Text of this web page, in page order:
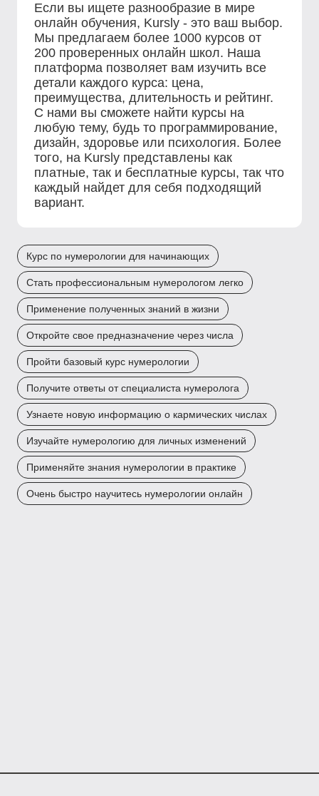
Если вы ищете разнообразие в мире
онлайн обучения, Kursly - это ваш выбор.
Мы предлагаем более 1000 курсов от
200 проверенных онлайн школ. Наша
платформа позволяет вам изучить все
детали каждого курса: цена,
преимущества, длительность и рейтинг.
С нами вы сможете найти курсы на
любую тему, будь то программирование,
дизайн, здоровье или психология. Более
того, на Kursly представлены как
платные, так и бесплатные курсы, так что
каждый найдет для себя подходящий
вариант.
Курс по нумерологии для начинающих
Стать профессиональным нумерологом легко
Применение полученных знаний в жизни
Откройте свое предназначение через числа
Пройти базовый курс нумерологии
Получите ответы от специалиста нумеролога
Узнаете новую информацию о кармических числах
Изучайте нумерологию для личных изменений
Применяйте знания нумерологии в практике
Очень быстро научитесь нумерологии онлайн